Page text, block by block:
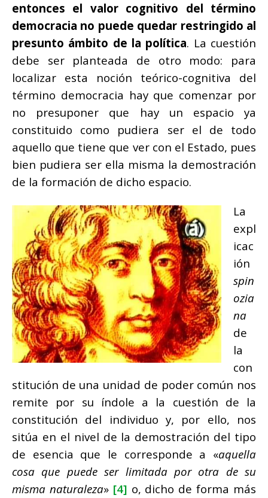
entonces el valor cognitivo del término
democracia no puede quedar restringido al
presunto ámbito de la política. La cuestión
debe ser planteada de otro modo: para
localizar esta noción teórico-cognitiva del
término democracia hay que comenzar por
no presuponer que hay un espacio ya
constituido como pudiera ser el de todo
aquello que tiene que ver con el Estado, pues
bien pudiera ser ella misma la demostración
de la formación de dicho espacio.
La
expl
icac
ión
spin
ozia
na
de
la
con
stitución de una unidad de poder común nos
remite por su índole a la cuestión de la
constitución del individuo y, por ello, nos
sitúa en el nivel de la demostración del tipo
de esencia que le corresponde a «aquella
cosa que puede ser limitada por otra de su
misma naturaleza» [4] o, dicho de forma más